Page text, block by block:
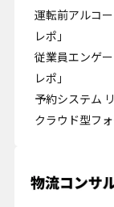
運転前アルコ
レポ」
従業員エンゲ
レポ」
予約システム
クラウド型フ
プライバシー情報